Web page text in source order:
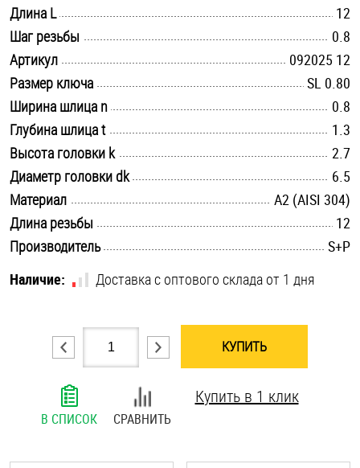
Хомуты
Шайбы
Шпильки
Шплинты
Штифты и пальцы
Длина L
12
Шаг резьбы
0.8
Артикул
092025 12
Размер ключа
SL 0.80
Ширина шлица n
0.8
Глубина шлица t
1.3
Высота головки k
2.7
Диаметр головки dk
6.5
Материал
А2 (AISI 304)
Длина резьбы
12
Производитель
S+P
Наличие:
Доставка с оптового склада от 1 дня
КУПИТЬ
В СПИСОК СРАВНИТЬ
Купить в 1 клик